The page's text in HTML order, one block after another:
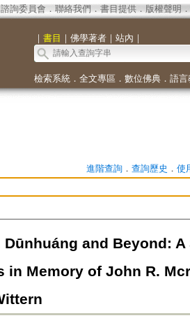
諮詢委員會． 聯絡我們 ． 書目提供． 版權聲明 ．
｜ 書目 ｜ 佛學著者｜ 站內 ｜
檢索系統． 全文專區 ． 數位佛典． 語言
進階查詢． 查詢歷史 ． 使
and Beyond: A
in Memory of John R.